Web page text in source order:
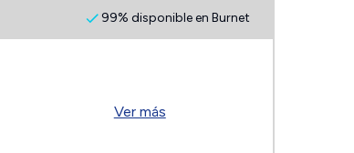
99% disponible en Burnet
Ver más